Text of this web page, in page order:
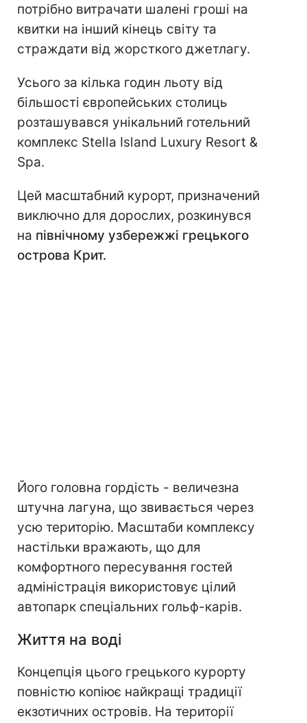
потрібно витрачати шалені гроші на
квитки на інший кінець світу та
страждати від жорсткого джетлагу.
Усього за кілька годин льоту від
більшості європейських столиць
розташувався унікальний готельний
комплекс Stella Island Luxury Resort &
Spa.
Цей масштабний курорт, призначений
виключно для дорослих, розкинувся
на північному узбережжі грецького
острова Крит.
Його головна гордість - величезна
штучна лагуна, що звивається через
усю територію. Масштаби комплексу
настільки вражають, що для
комфортного пересування гостей
адміністрація використовує цілий
автопарк спеціальних гольф-карів.
Життя на воді
Концепція цього грецького курорту
повністю копіює найкращі традиції
екзотичних островів. На території